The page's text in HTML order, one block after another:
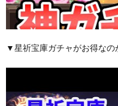
▼星祈宝庫ガチャがお得なの